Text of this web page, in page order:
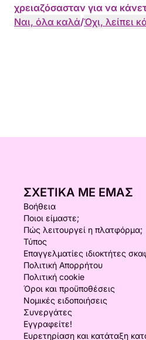
χρειαζόσασταν για να
Ναι, όλα καλά/Όχι, λείπει
ΣΧΕΤΙΚΆ ΜΕ ΕΜΆΣ
Βοήθεια
Ποιοι είμαστε;
Πώς λειτουργεί η πλατφόρμα;
Τύπος
Επαγγελματίες ιδιοκτήτες
Πολιτική Απορρήτου
Πολιτική cookie
Όροι και προϋποθέσεις
Νομικές ειδοποιήσεις
Συνεργάτες
Εγγραφείτε!
Ευρετηρίαση και κατάταξη